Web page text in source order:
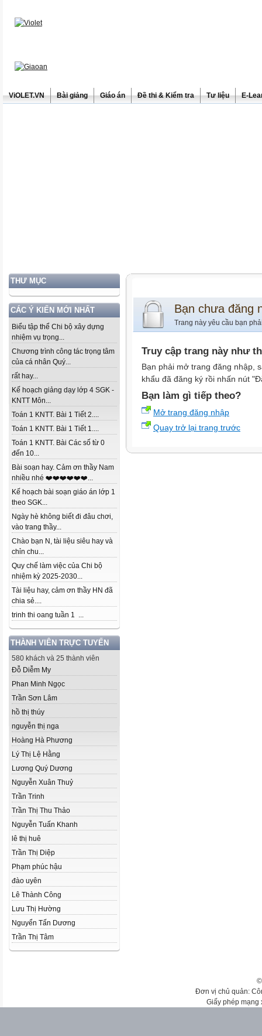
ViOLET.VN Bài giảng Giáo án Đề thi & Kiểm tra Tư liệu E-
THƯ MỤC
CÁC Ý KIẾN MỚI NHẤT
Biểu tập thể Chi bộ xây dựng
nhiệm vụ trọng...
Chương trình công tác trọng tâm
của cá nhân Quý...
rất hay...
Kế hoạch giảng dạy lớp 4 SGK -
KNTT Môn...
Toán 1 KNTT. Bài 1 Tiết 2....
Toán 1 KNTT. Bài 1 Tiết 1....
Toán 1 KNTT. Bài Các số từ 0
đến 10...
Bài soạn hay. Cảm ơn thầy Nam
nhiều nhé ❤️❤️❤️❤️❤️❤️...
Kế hoạch bài soạn giáo án lớp 1
theo SGK...
Ngày hè không biết đi đâu chơi,
vào trang thầy...
Chào bạn N, tài liệu siêu hay và
chỉn chu...
Quy chế làm việc của Chi bộ
nhiệm kỳ 2025-2030...
Tài liệu hay, cảm ơn thầy HN đã
chia sẻ....
trinh thi oang tuần 1 ...
THÀNH VIÊN TRỰC TUYẾN
580 khách và 25 thành viên
Đỗ Diễm My
Phan Minh Ngọc
Trần Sơn Lâm
hồ thị thúy
nguyễn thị nga
Hoàng Hà Phương
Lý Thị Lệ Hằng
Lương Quý Dương
Nguyễn Xuân Thuỷ
Trần Trinh
Trần Thị Thu Thảo
Nguyễn Tuấn Khanh
lê thị huê
Trần Thị Diệp
Phạm phúc hậu
đào uyên
Lê Thành Công
Lưu Thị Hường
Nguyển Tấn Dương
Trần Thị Tâm
Bạn chưa đăng
Trang này yêu cầu bạn
Truy cập trang này như
Bạn phải mở trang đăng nhập,
khẩu đã đăng ký rồi nhấn nút
Bạn làm gì tiếp theo?
Mở trang đăng nhập
Quay trở lại trang trước
Đơn vị chủ quản:
Giấy phép mạng